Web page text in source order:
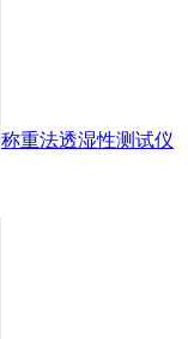
称重法透湿性测试仪